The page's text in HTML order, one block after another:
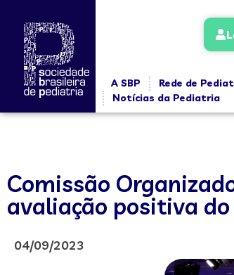
A SBP Rede de
Notícias da Pediatria
Comissão
avaliação positiva
04/09/2023